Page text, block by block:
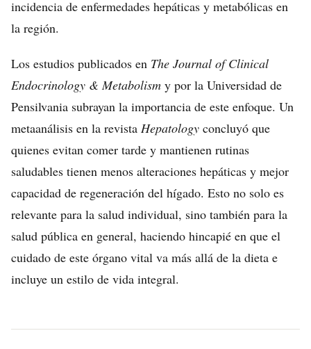
incidencia de enfermedades hepáticas y metabólicas en
la región.
Los estudios publicados en The Journal of Clinical
Endocrinology & Metabolism y por la Universidad de
Pensilvania subrayan la importancia de este enfoque. Un
metaanálisis en la revista Hepatology concluyó que
quienes evitan comer tarde y mantienen rutinas
saludables tienen menos alteraciones hepáticas y mejor
capacidad de regeneración del hígado. Esto no solo es
relevante para la salud individual, sino también para la
salud pública en general, haciendo hincapié en que el
cuidado de este órgano vital va más allá de la dieta e
incluye un estilo de vida integral.